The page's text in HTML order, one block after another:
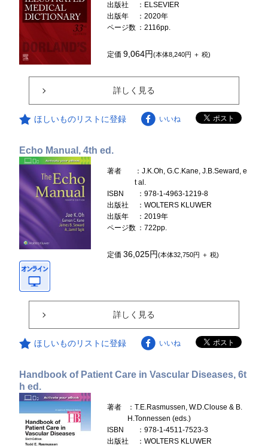
出版社
：ELSEVIER
出版年
：2020年
ページ数 ：2116pp.
定価9,064円(本体8,240円 ＋ 税)
詳しく見る
ほしいものリストに登録 いいね
Echo Manual, 4th ed.
著者
：J.K.Oh, G.C.Kane, J.B.Seward, e
t al.
ISBN
：978-1-4963-1219-8
出版社
：WOLTERS KLUWER
出版年
：2019年
ページ数 ：722pp.
定価36,025円(本体32,750円 ＋ 税)
詳しく見る
ほしいものリストに登録 いいね
Handbook of Patient Care in Vascular Diseases, 6t
h ed.
著者
：T.E.Rasmussen, W.D.Clouse & B.
H.Tonnessen (eds.)
ISBN
：978-1-4511-7523-3
出版社
：WOLTERS KLUWER